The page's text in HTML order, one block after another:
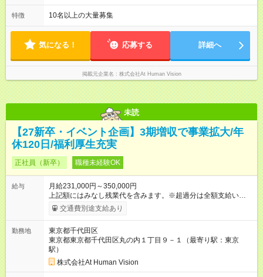
～58万円） 【試用期間】試用期間あり 試用期間の長さ：6ヶ月
※ 雇用形態と給与に、本採用時と異なる部分があります。 雇用
形態：本採用時と同じです。 給与：月給 224,000円 ～ 330,000
円 上記額にはみなし残業代を含みます。※超過分は全額支給い
たします。 みなし残業代 24,000円 ～ 34,000円／月 みなし残業
時間 15時間／月
より異なります。 ※＜シフト例＞ 10:00～19:00／11:00～
20:00 平均労働時間：1ヶ月あたり160時間 ◎実働8時間・休憩1
先に より異なります。 ※＜シフト例＞ 10:00～19:00／11:00
～20:00
特徴 10名以上の大量募集
気になる！ 応募する 詳細へ
掲載元企業名 株式会社At Human Vision
未読
【27新卒・イベント企画】3期増収で事業拡大/年
休120日/福利厚生充実
正社員（新卒） 職種未経験OK
給与
月給231,000円～350,000円
上記額にはみなし残業代を含みます。※超過分は全額支給いたし
ます。 みなし残業代 24,000円 ～ 37,000円／月 みなし残業時
間 15時間／月 【給与】 月給： 大卒・院卒 ：243，000
（固定残業代 24，000円） 賞与：年２回 （業績連動型） 昇
給：年２回（3月、9月) 試用期間：6ヶ月 ※上記額にはみなし残
業代（月15時間分）が含まれた 金額になります。超過分は追加
で全額支給。 【頑張りを給与・キャリアに還元します】 年に2
回⼈事評価があり等級が決まります。 等級に合わせた給与設定
交通費別途支給あり
勤務地
東京都千代田区
東京都東京都千代田区丸の内１丁目９－１（最寄り駅：東京
駅）
株式会社At Human Vision